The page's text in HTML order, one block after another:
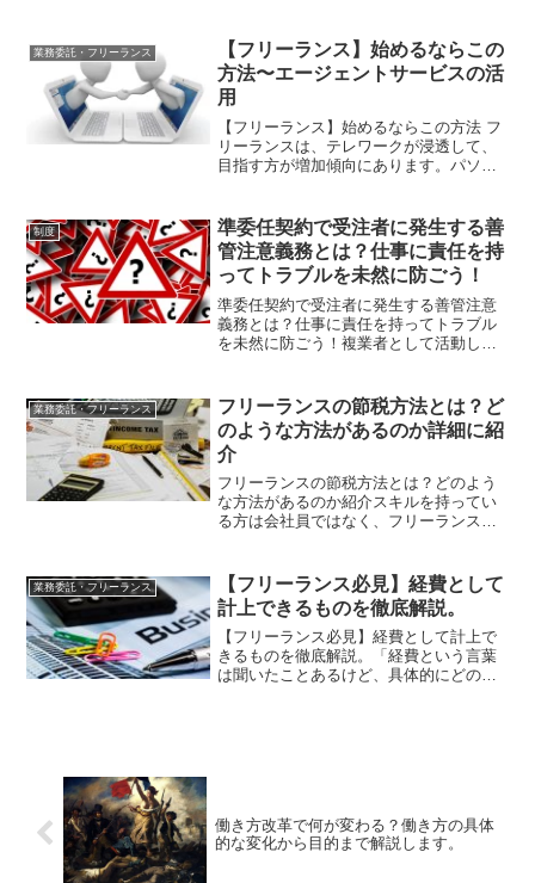
であり、ビジネスにおい...
業務委託・フリーランス
【フリーランス】始めるならこの
方法〜エージェントサービスの活
用
【フリーランス】始めるならこの方法 フ
リーランスは、テレワークが浸透して、
目指す方が増加傾向にあります。パソコ
内容を自分で選べるなどのメリットがあ
るフリーランスですが、...
制度
準委任契約で受注者に発生する善
管注意義務とは？仕事に責任を持
ってトラブルを未然に防ごう！
準委任契約で受注者に発生する善管注意
義務とは？仕事に責任を持ってトラブル
を未然に防ごう！複業者として活動して
う。本記事では、準委任契約を締結した
際に受注者に課せられる善管...
業務委託・フリーランス
フリーランスの節税方法とは？ど
のような方法があるのか詳細に紹
介
フリーランスの節税方法とは？どのよう
な方法があるのか紹介スキルを持ってい
る方は会社員ではなく、フリーランスと
どを決められるため、融通がききます。
ただ、フリーランスとして...
業務委託・フリーランス
【フリーランス必見】経費として
計上できるものを徹底解説。
【フリーランス必見】経費として計上で
きるものを徹底解説。「経費という言葉
は聞いたことあるけど、具体的にどのよ
働き方改革で何が変わる？働き方の具体
的な変化から目的まで解説します。